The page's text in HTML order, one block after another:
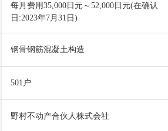
每月费用35,000日元～52,000日元(在确认
日:2023年7月31日)
钢骨钢筋混凝土构造
501户
野村不动产合伙人株式会社